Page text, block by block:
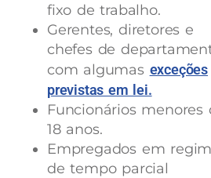
fixo de trabalho.
Gerentes, diretores e
chefes de
com algumas exceções
previstas em lei.
Funcionários menores
18 anos.
Empregados em
de tempo parcial